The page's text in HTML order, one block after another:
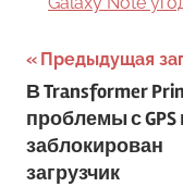
по
записям
Предыдущая
В Transformer
проблемы с GPS
заблокирован
загрузчик